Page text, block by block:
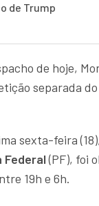
de Trump
de hoje,
separada
sexta-feira
Federal(PF), foi
19h e 6h.